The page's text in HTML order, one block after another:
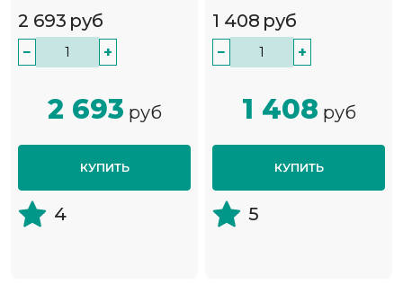
2 693 руб
− +
2 693 руб
КУПИТЬ
4
1 408 руб
− +
1 408 руб
КУПИТЬ
5